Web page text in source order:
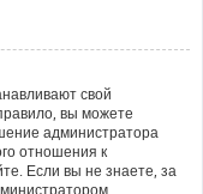
свой
вы можете
администратора
отношения к
Если вы не знаете, за